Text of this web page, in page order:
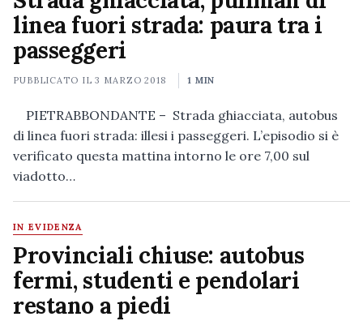
linea fuori strada: paura tra i
passeggeri
PUBBLICATO IL3 MARZO 2018 1 MIN
PIETRABBONDANTE – Strada ghiacciata, autobus
di linea fuori strada: illesi i passeggeri. L’episodio si è
verificato questa mattina intorno le ore 7,00 sul
viadotto…
IN EVIDENZA
Provinciali chiuse: autobus
fermi, studenti e pendolari
restano a piedi